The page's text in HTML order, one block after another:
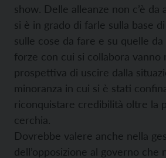
show. Delle alleanze non c’è da
si è in grado di farle sulla base
sulle cose da fare e su quelle
forze con cui si collabora vanno
prospettiva di uscire dalla
minoranza in cui si è stati
riconquistare credibilità oltre la
cerchia.
Dovrebbe valere anche nella
dell’opposizione al governo che